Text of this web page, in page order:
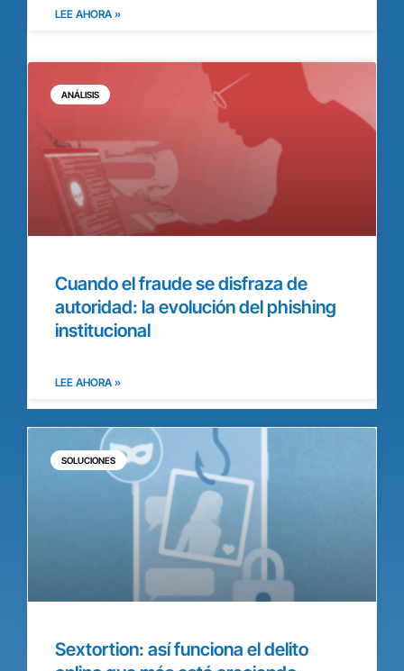
LEE AHORA »
ANÁLISIS
Cuando el fraude se disfraza de
autoridad: la evolución del phishing
institucional
LEE AHORA »
SOLUCIONES
Sextortion: así funciona el delito